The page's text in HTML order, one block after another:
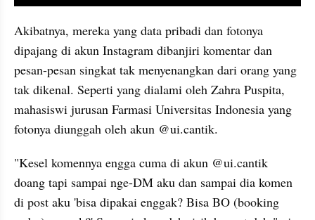
Akibatnya, mereka yang data pribadi dan fotonya
dipajang di akun Instagram dibanjiri komentar dan
pesan-pesan singkat tak menyenangkan dari orang yang
tak dikenal. Seperti yang dialami oleh Zahra Puspita,
mahasiswi jurusan Farmasi Universitas Indonesia yang
fotonya diunggah oleh akun @ui.cantik.
"Kesel komennya engga cuma di akun @ui.cantik
doang tapi sampai nge-DM aku dan sampai dia komen
di post aku 'bisa dipakai enggak? Bisa BO (booking